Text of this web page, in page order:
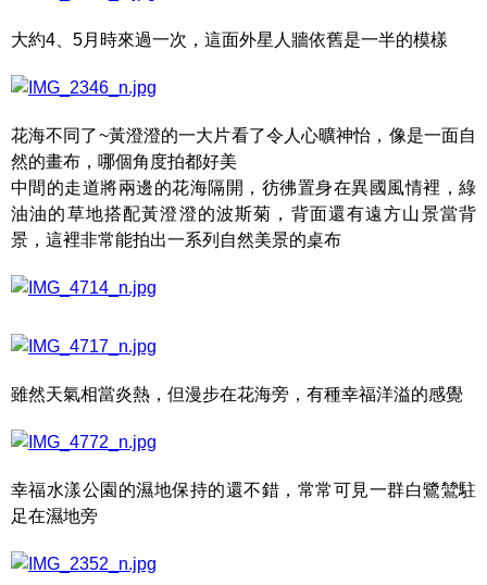
大約4、5月時來過一次，這面外星人牆依舊是一半的模樣
花海不同了~黃澄澄的一大片看了令人心曠神怡，像是一面自
然的畫布，哪個角度拍都好美
中間的走道將兩邊的花海隔開，彷彿置身在異國風情裡，綠
油油的草地搭配黃澄澄的波斯菊，背面還有遠方山景當背
景，這裡非常能拍出一系列自然美景的桌布
雖然天氣相當炎熱，但漫步在花海旁，有種幸福洋溢的感覺
幸福水漾公園的濕地保持的還不錯，常常可見一群白鷺鷥駐
足在濕地旁